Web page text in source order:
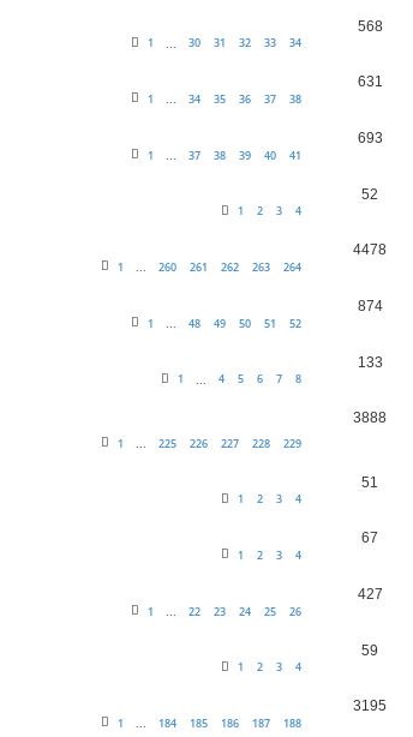
1 30 31 32 33 34
568
1 ... 34 35 36 37 38
631
1 ... 37 38 39 40 41
693
1 2 3 4
52
1 ... 260 261 262 263 264
4478
1 48 49 50 51 52
874
1 4 5 6 7 8
133
1 ... 225 226 227 228 229
3888
1 2 3 4
51
1 2 3 4
67
1 ... 22 23 24 25 26
427
1 2 3 4
59
1 ... 184 185 186 187 188
3195